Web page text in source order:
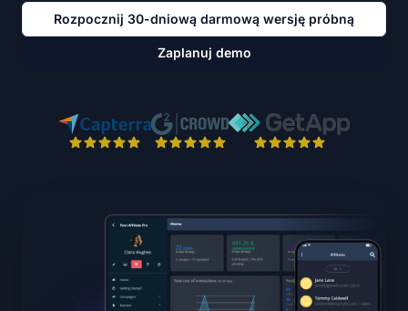
Rozpocznij 30-dniową darmową wersję próbną
Zaplanuj demo